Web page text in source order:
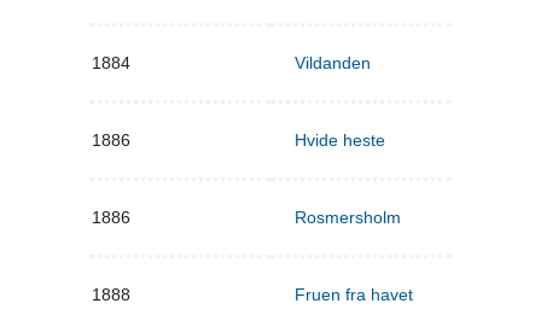
1884 Vildanden
1886 Hvide heste
1886 Rosmersholm
1888 Fruen fra havet